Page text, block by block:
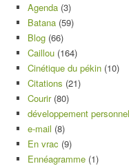
Agenda (3)
Batana (59)
Blog (66)
Caillou (164)
Cinétique du pékin (10)
Citations (21)
Courir(80)
développement personnel
e-mail (8)
En vrac (9)
Ennéagramme (1)